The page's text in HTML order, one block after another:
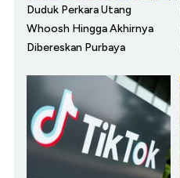
Duduk Perkara Utang
Whoosh Hingga Akhirnya
Dibereskan Purbaya